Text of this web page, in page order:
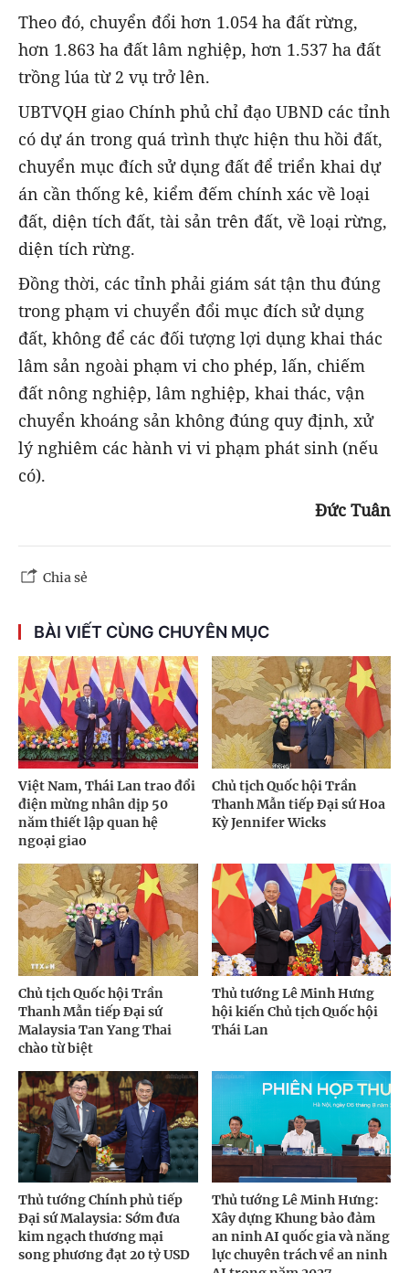
Theo đó, chuyển đổi hơn 1.054 ha đất rừng,
hơn 1.863 ha đất lâm nghiệp, hơn 1.537 ha đất
trồng lúa từ 2 vụ trở lên.
UBTVQH giao Chính phủ chỉ đạo UBND các tỉnh
có dự án trong quá trình thực hiện thu hồi đất,
chuyển mục đích sử dụng đất để triển khai dự
án cần thống kê, kiểm đếm chính xác về loại
đất, diện tích đất, tài sản trên đất, về loại rừng,
diện tích rừng.
Đồng thời, các tỉnh phải giám sát tận thu đúng
trong phạm vi chuyển đổi mục đích sử dụng
đất, không để các đối tượng lợi dụng khai thác
lâm sản ngoài phạm vi cho phép, lấn, chiếm
đất nông nghiệp, lâm nghiệp, khai thác, vận
chuyển khoáng sản không đúng quy định, xử
lý nghiêm các hành vi vi phạm phát sinh (nếu
có).
Đức Tuân
Chia sẻ
BÀI VIẾT CÙNG CHUYÊN MỤC
Việt Nam, Thái Lan trao đổi
điện mừng nhân dịp 50
năm thiết lập quan hệ
ngoại giao
Chủ tịch Quốc hội Trần
Thanh Mẫn tiếp Đại sứ Hoa
Kỳ Jennifer Wicks
Chủ tịch Quốc hội Trần
Thanh Mẫn tiếp Đại sứ
Malaysia Tan Yang Thai
chào từ biệt
Thủ tướng Lê Minh Hưng
hội kiến Chủ tịch Quốc hội
Thái Lan
Thủ tướng Chính phủ tiếp
Đại sứ Malaysia: Sớm đưa
kim ngạch thương mại
song phương đạt 20 tỷ USD
Thủ tướng Lê Minh Hưng:
Xây dựng Khung bảo đảm
an ninh AI quốc gia và năng
lực chuyên trách về an ninh